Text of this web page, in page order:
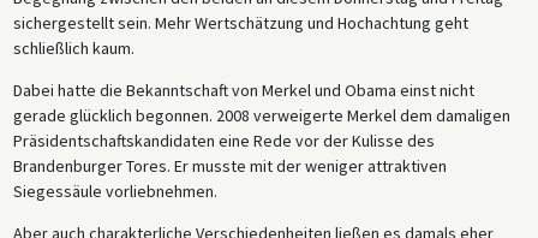
sichergestellt sein. Mehr Wertschätzung und Hochachtung geht
schließlich kaum.
Dabei hatte die Bekanntschaft von Merkel und Obama einst nicht
gerade glücklich begonnen. 2008 verweigerte Merkel dem damaligen
Präsidentschaftskandidaten eine Rede vor der Kulisse des
Brandenburger Tores. Er musste mit der weniger attraktiven
Siegessäule vorliebnehmen.
Aber auch charakterliche Verschiedenheiten ließen es damals eher